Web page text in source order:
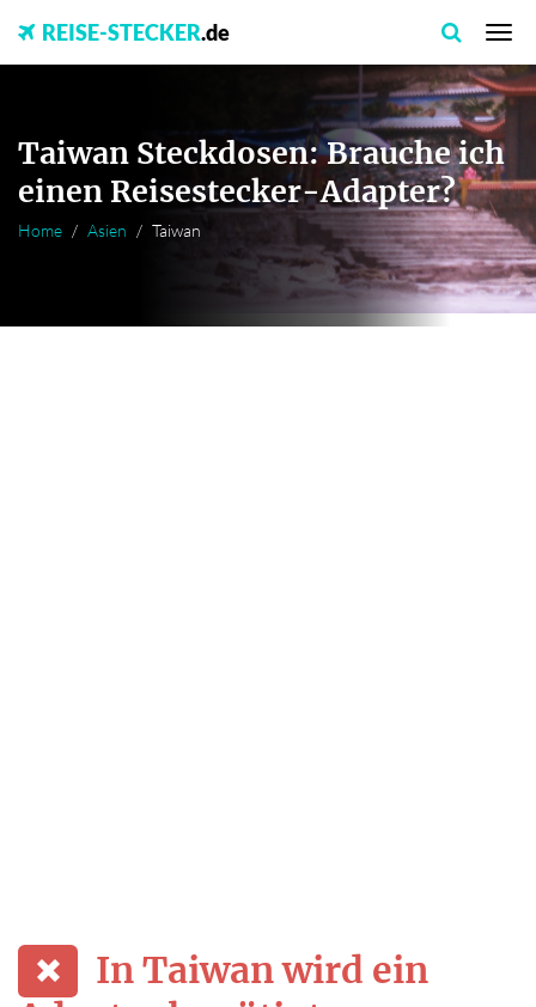
REISE-STECKER.de
Taiwan Steckdosen: Brauche ich
einen Reisestecker-Adapter?
Home Asien Taiwan
In Taiwan wird ein